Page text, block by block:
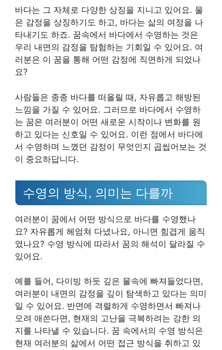
바다는 그 자체로 다양한 상징을 지니고 있어요. 물
은 감정을 상징하기도 하고, 바다는 삶의 여정을 나
타내기도 하죠. 꿈속에서 바다에서 수영하는 것은
우리 내면의 감정을 탐험하는 기회일 수 있어요. 여
러분은 이 꿈을 통해 어떤 감정에 직면하게 되었나
요?
사람들은 종종 바다를 떠올릴 때, 자유롭고 해방된
느낌을 가질 수 있어요. 그러므로 바다에서 수영하
는 꿈은 여러분이 어떤 새로운 시작이나 변화를 원
하고 있다는 신호일 수 있어요. 이런 점에서 바다에
서 수영하며 느꼈던 감정이 무엇인지 곱씹어보는 것
이 중요하답니다.
수영의 방식, 의미는 다를까
여러분이 꿈에서 어떤 방식으로 바다를 수영했나
요? 자유롭게 헤엄쳐 다녔나요, 아니면 힘겹게 움직
였나요? 수영 방식에 따라서 꿈의 해석이 달라질 수
있어요.
예를 들어, 다이빙 하듯 깊은 물속에 빠져들었다면,
여러분이 내면의 감정을 깊이 탐색하고 있다는 의미
일 수 있어요. 반면에 격렬하게 수영하면서 빠져나
오려 애쓴다면, 현재의 고난을 극복하려는 강한 의
지를 나타낼 수 있습니다. 꿈 속에서의 수영 방식은
현재 여러분의 삶에서 어떤 접근 방식을 취하고 있